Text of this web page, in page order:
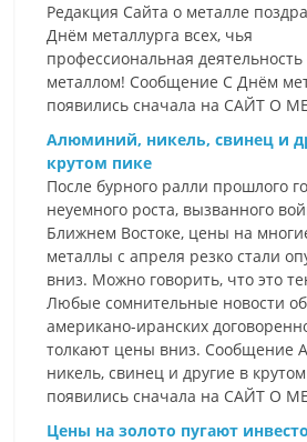
Редакция Сайта о металле
Днём металлурга всех, чья
профессиональная деятельность
металлом! Сообщение С Днём
появились сначала на САЙТ О
Алюминий, никель, свинец и
крутом пике
После бурного ралли прошлого
неуемного роста, вызванного
Ближнем Востоке, цены на
металлы с апреля резко стали
вниз. Можно говорить, что это
Любые сомнительные новости об
американо-иранских
толкают цены вниз. Сообщение
никель, свинец и другие в
появились сначала на САЙТ О
Цены на золото пугают